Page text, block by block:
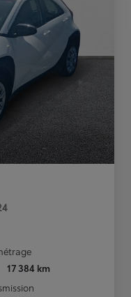
17 384 km